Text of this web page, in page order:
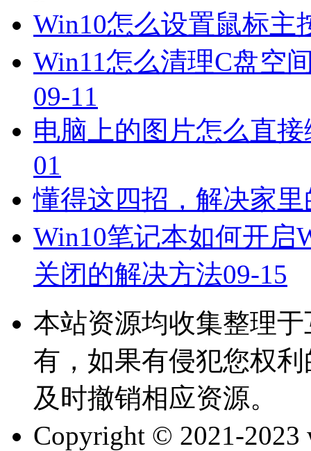
Win10怎么设置鼠标主
Win11怎么清理C盘空
09-11
电脑上的图片怎么直
01
懂得这四招，解决家
Win10笔记本如何开启
关闭的解决方法09-15
本站资源均收集整理
有，如果有侵犯您权
及时撤销相应资源。
Copyright © 2021-2023